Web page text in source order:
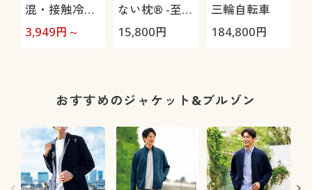
混・接触冷感
パンツ(ウエス
3,949円～
ない枕® -至
極-
15,800円
三輪自転車
184,800円
おすすめのジャケット&ブルゾン